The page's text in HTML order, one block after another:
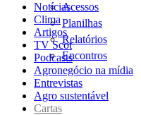
Acessos
Planilhas
Relatórios
Encontros
Notícias
Clima
Artigos
TV Scot
Podcasts
Agronegócio na mídia
Entrevistas
Agro sustentável
Cartas